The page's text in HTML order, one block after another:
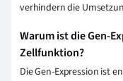
verhindern die
Warum ist die Gen-
Zellfunktion?
Die Gen-Expression ist